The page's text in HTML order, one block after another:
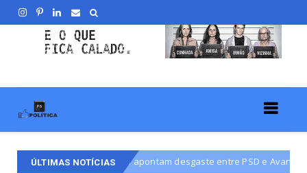
ÚLTIMAS NOTÍCIAS
apontam desgaste entre PSD e Avante e articulação para Carol